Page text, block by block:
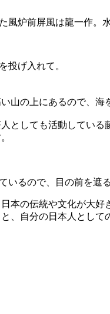
風炉前屏風は龍一作。
投げ入れて。
山の上にあるので、
としても活動してい
いるので、目の前を遮
日本の伝統や文化が大
、自分の日本人として